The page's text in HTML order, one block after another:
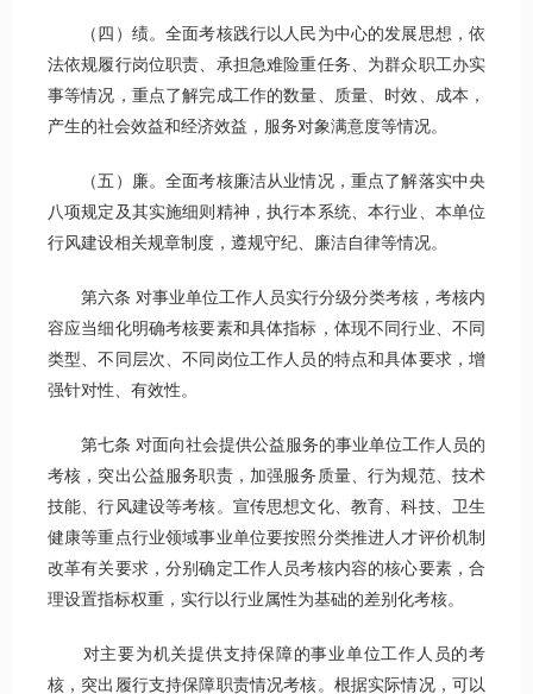
（四）绩。全面考核践行以人民为中心的发展思想，依
法依规履行岗位职责、承担急难险重任务、为群众职工办实
事等情况，重点了解完成工作的数量、质量、时效、成本，
产生的社会效益和经济效益，服务对象满意度等情况。
（五）廉。全面考核廉洁从业情况，重点了解落实中央
八项规定及其实施细则精神，执行本系统、本行业、本单位
行风建设相关规章制度，遵规守纪、廉洁自律等情况。
第六条 对事业单位工作人员实行分级分类考核，考核内
容应当细化明确考核要素和具体指标，体现不同行业、不同
类型、不同层次、不同岗位工作人员的特点和具体要求，增
强针对性、有效性。
第七条 对面向社会提供公益服务的事业单位工作人员的
考核，突出公益服务职责，加强服务质量、行为规范、技术
技能、行风建设等考核。宣传思想文化、教育、科技、卫生
健康等重点行业领域事业单位要按照分类推进人才评价机制
改革有关要求，分别确定工作人员考核内容的核心要素，合
理设置指标权重，实行以行业属性为基础的差别化考核。
对主要为机关提供支持保障的事业单位工作人员的考
核，突出履行支持保障职责情况考核。根据实际情况，可以